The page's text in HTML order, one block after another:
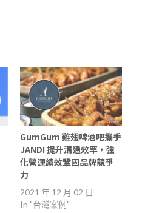
GumGum 雞翅啤酒吧攜手
JANDI 提升溝通效率，強
化營運績效鞏固品牌競爭
力
2021 年 12 月 02 日
In "台灣案例"